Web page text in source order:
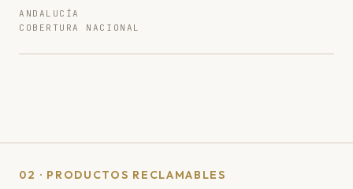
ANDALUCÍA
COBERTURA NACIONAL
02 · PRODUCTOS RECLAMABLES